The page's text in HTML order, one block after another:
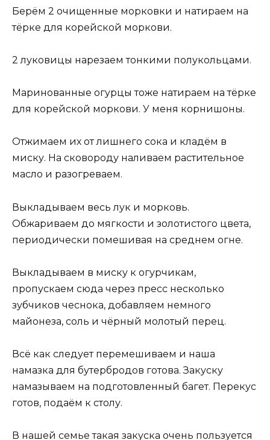
Берём 2 очищенные морковки и натираем на
тёрке для корейской моркови.
2 луковицы нарезаем тонкими полукольцами.
Маринованные огурцы тоже натираем на тёрке
для корейской моркови. У меня корнишоны.
Отжимаем их от лишнего сока и кладём в
миску. На сковороду наливаем растительное
масло и разогреваем.
Выкладываем весь лук и морковь.
Обжариваем до мягкости и золотистого цвета,
периодически помешивая на среднем огне.
Выкладываем в миску к огурчикам,
пропускаем сюда через пресс несколько
зубчиков чеснока, добавляем немного
майонеза, соль и чёрный молотый перец.
Всё как следует перемешиваем и наша
намазка для бутербродов готова. Закуску
намазываем на подготовленный багет. Перекус
готов, подаём к столу.
В нашей семье такая закуска очень пользуется